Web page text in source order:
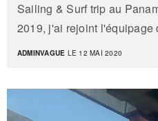
Sailing & Surf trip au
2019, j'ai rejoint
ADMINVAGUE LE 12 MAI 2020